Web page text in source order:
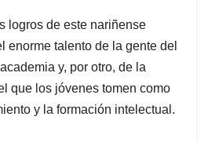
logros de este nariñense
enorme talento de la gente del
y, por otro, de la
que los jóvenes tomen como
y la formación intelectual.